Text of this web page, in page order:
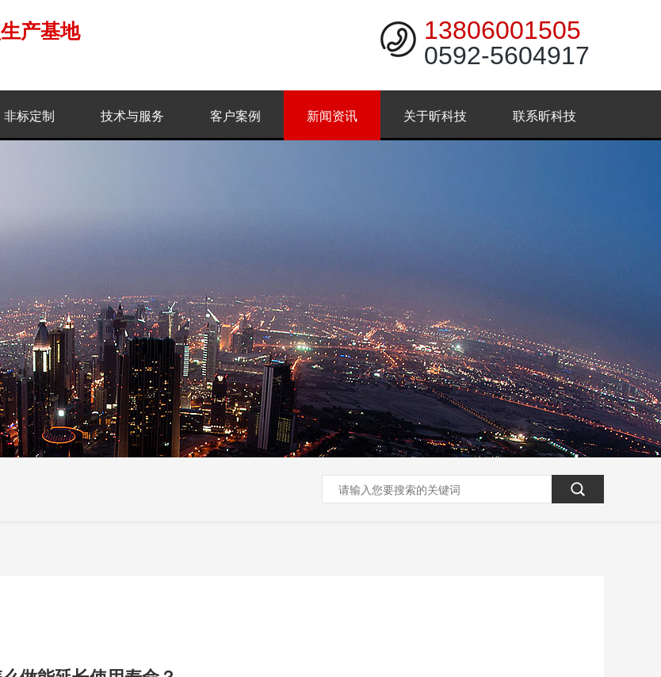
产基地
13806001505
0592-5604917
非标定制 技术与服务 客户案例 新闻资讯 关于昕科技 联系昕科技